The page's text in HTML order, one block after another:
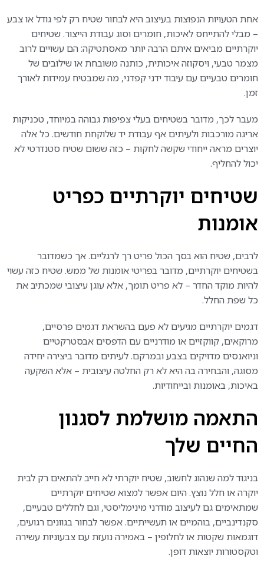
אחת הטעויות הנפוצות בעיצוב היא לבחור שטיח רק לפי גודל או צבע
– מבלי להתייחס לאיכות, חומרים וסוג עבודת הייצור. שטיחים
יוקרתיים מביאים איתם הרבה יותר מאסתטיקה: הם עשויים לרוב
מצמר טבעי, ויסקוזה איכותית, כותנה משובחת או שילובים של
חומרים טבעיים עם עיבוד ידני קפדני, מה שמבטיח עמידות לאורך
זמן.
מעבר לכך, מדובר בשטיחים בעלי צפיפות גבוהה במיוחד, טכניקות
אריגה מורכבות ולעיתים אף עבודת יד שלוקחת חודשים. כל אלה
יוצרים מראה ייחודי שקשה לחקות – כזה ששום שטיח סטנדרטי לא
יכול להחליף.
שטיחים יוקרתיים כפריט
אומנות
לרבים, שטיח הוא בסך הכול פריט רך לרגליים. אך כשמדובר
בשטיחים יוקרתיים, מדובר בפריטי אומנות של ממש. שטיח כזה עשוי
להיות מוקד החדר – לא פריט תומך, אלא עוגן עיצובי שמכתיב את
כל שפת החלל.
דגמים יוקרתיים מגיעים לא פעם בהשראת דגמים פרסיים,
מרוקאים, קווקזיים או מודרניים עם הדפסים אבסטרקטיים
וניואנסים מדויקים בצבע ובמרקם. לעיתים מדובר ביצירה יחידה
מסוגה, והבחירה בה היא לא רק החלטה עיצובית – אלא השקעה
באיכות, באומנות ובייחודיות.
התאמה מושלמת לסגנון
החיים שלך
בניגוד למה שנהוג לחשוב, שטיח יוקרתי לא חייב להתאים רק לבית
יוקרה או חלל נוצץ. היום אפשר למצוא שטיחים יוקרתיים
שמתאימים גם לעיצוב מודרני מינימליסטי, וגם לחללים טבעיים,
סקנדינביים, בוהמיים או תעשייתיים. אפשר לבחור בגוונים רגועים,
דוגמאות שקטות או לחלופין – באמירה נועזת עם צבעוניות עשירה
וטקסטורות יוצאות דופן.